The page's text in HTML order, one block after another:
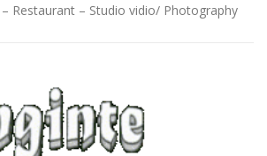
Restaurant – Studio vidio/ Photography